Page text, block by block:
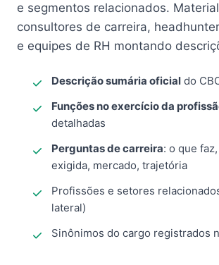
e segmentos relacionados.
consultores de carreira,
e equipes de RH montando
Descrição sumária oficial do
Funções no exercício da
detalhadas
Perguntas de carreira: o que
exigida, mercado, trajetória
Profissões e setores
lateral)
Sinônimos do cargo registrados